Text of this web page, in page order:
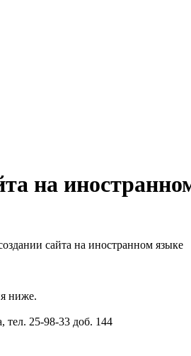
на
сайта на иностранном языке
ниже.
тел. 25-98-33 доб. 144